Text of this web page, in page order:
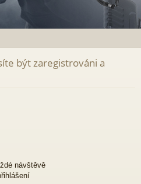
být zaregistrováni a
návštěvě